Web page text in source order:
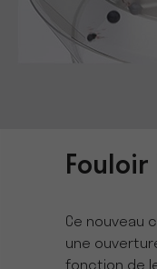
Fouloir
Ce nouveau
une
fonction de